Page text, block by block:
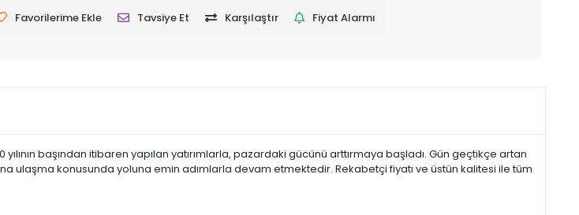
Favorilerime Ekle Tavsiye Et Karşılaştır Fiyat Alarmı
yılının başından itibaren yapılan yatırımlarla, pazardaki gücünü arttırmaya başladı. Gün geçtikçe artan
ulaşma konusunda yoluna emin adımlarla devam etmektedir. Rekabetçi fiyatı ve üstün kalitesi ile tüm